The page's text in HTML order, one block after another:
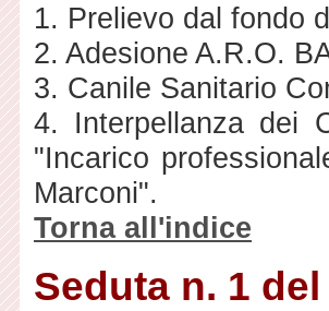
1. Prelievo dal fondo
2. Adesione A.R.O.
3. Canile Sanitario
4. Interpellanza dei
"Incarico
Marconi".
Torna all'indice
Seduta n. 1